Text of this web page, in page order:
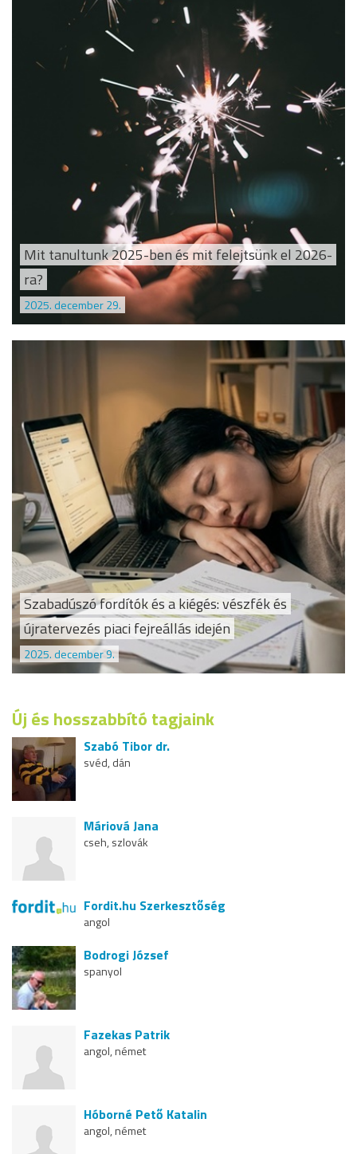
Mit tanultunk 2025-ben és mit felejtsünk el 2026-
ra?
2025. december 29.
Szabadúszó fordítók és a kiégés: vészfék és
újratervezés piaci fejreállás idején
2025. december 9.
Új és hosszabbító tagjaink
Szabó Tibor dr.
svéd, dán
Máriová Jana
cseh, szlovák
Fordit.hu Szerkesztőség
angol
Bodrogi József
spanyol
Fazekas Patrik
angol, német
Hóborné Pető Katalin
angol, német